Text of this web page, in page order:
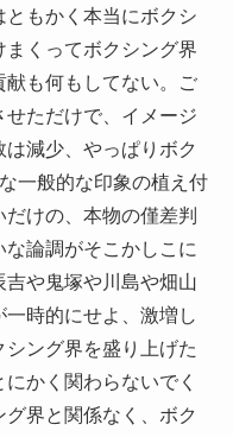
もかく本当にボクシ
くってボクシング界
献も何もしてない。ご
せただけで、イメージ
減少、やっぱりボク
一般的な印象の植え付
けの、本物の僅差判
論調がそこかしこに
や鬼塚や川島や畑山
時的にせよ、激増し
ング界を盛り上げた
かく関わらないでく
界と関係なく、ボク